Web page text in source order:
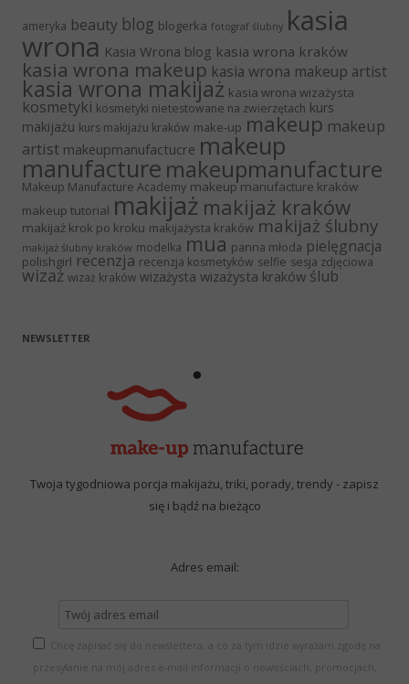
ameryka beauty blog blogerka fotograf ślubny kasia
wrona Kasia Wrona blog kasia wrona kraków
kasia wrona makeup kasia wrona makeup artist
kasia wrona makijaż kasia wrona wizażysta
kosmetyki kosmetyki nietestowane na zwierzętach kurs
makijażu kurs makijażu kraków make-up makeup makeup
artist makeupmanufactucre makeup
manufacture makeupmanufacture
Makeup Manufacture Academy makeup manufacture kraków
makeup tutorial makijaż makijaż kraków
makijaż krok po kroku makijażysta kraków makijaż ślubny
makijaż ślubny kraków modelka mua panna młoda pielęgnacja
polishgirl recenzja recenzja kosmetyków selfie sesja zdjęciowa
wizaż wizaż kraków wizażysta wizażysta kraków ślub
NEWSLETTER
Twoja tygodniowa porcja makijażu, triki, porady, trendy - zapisz
się i bądź na bieżąco
Adres email:
Chcę zapisać się do newslettera, a co za tym idzie wyrażam zgodę na
przesyłanie na mój adres e-mail informacji o nowościach, promocjach,